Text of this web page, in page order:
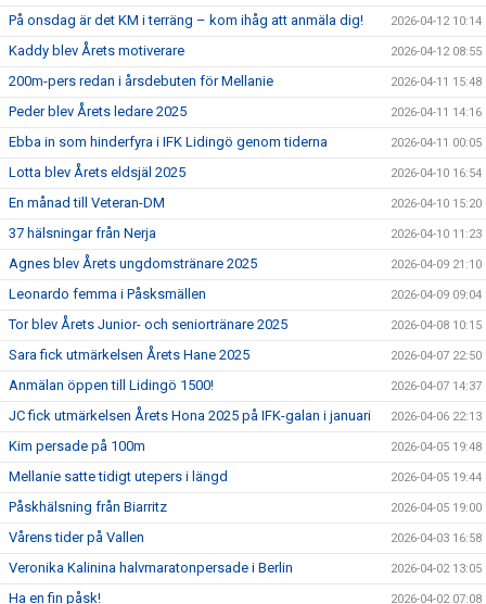
På onsdag är det KM i terräng – kom ihåg att anmäla dig! 2026-04-12 10:14
Kaddy blev Årets motiverare 2026-04-12 08:55
200m-pers redan i årsdebuten för Mellanie 2026-04-11 15:48
Peder blev Årets ledare 2025 2026-04-11 14:16
Ebba in som hinderfyra i IFK Lidingö genom tiderna 2026-04-11 00:05
Lotta blev Årets eldsjäl 2025 2026-04-10 16:54
En månad till Veteran-DM 2026-04-10 15:20
37 hälsningar från Nerja 2026-04-10 11:23
Agnes blev Årets ungdomstränare 2025 2026-04-09 21:10
Leonardo femma i Påsksmällen 2026-04-09 09:04
Tor blev Årets Junior- och seniortränare 2025 2026-04-08 10:15
Sara fick utmärkelsen Årets Hane 2025 2026-04-07 22:50
Anmälan öppen till Lidingö 1500! 2026-04-07 14:37
JC fick utmärkelsen Årets Hona 2025 på IFK-galan i januari 2026-04-06 22:13
Kim persade på 100m 2026-04-05 19:48
Mellanie satte tidigt utepers i längd 2026-04-05 19:44
Påskhälsning från Biarritz 2026-04-05 19:00
Vårens tider på Vallen 2026-04-03 16:58
Veronika Kalinina halvmaratonpersade i Berlin 2026-04-02 13:05
Ha en fin påsk! 2026-04-02 07:08